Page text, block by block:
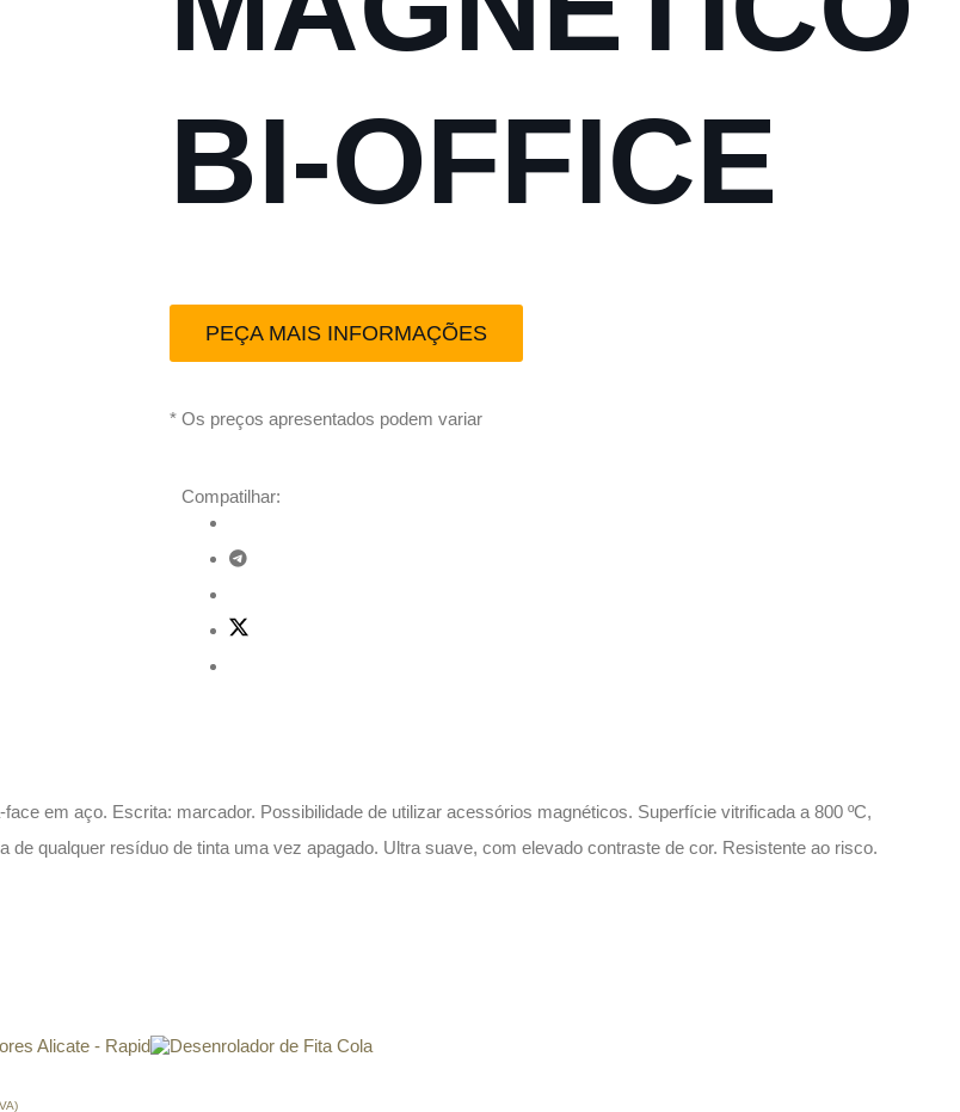
BI-OFFICE
PEÇA MAIS INFORMAÇÕES
* Os preços apresentados podem variar
Compatilhar:
em aço. Escrita: marcador. Possibilidade de utilizar acessórios magnéticos. Superfície vitrificada a 800 ºC,
de qualquer resíduo de tinta uma vez apagado. Ultra suave, com elevado contraste de cor. Resistente ao risco.